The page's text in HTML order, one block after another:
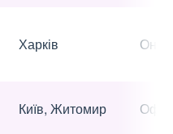
Харків
Київ, Житомир